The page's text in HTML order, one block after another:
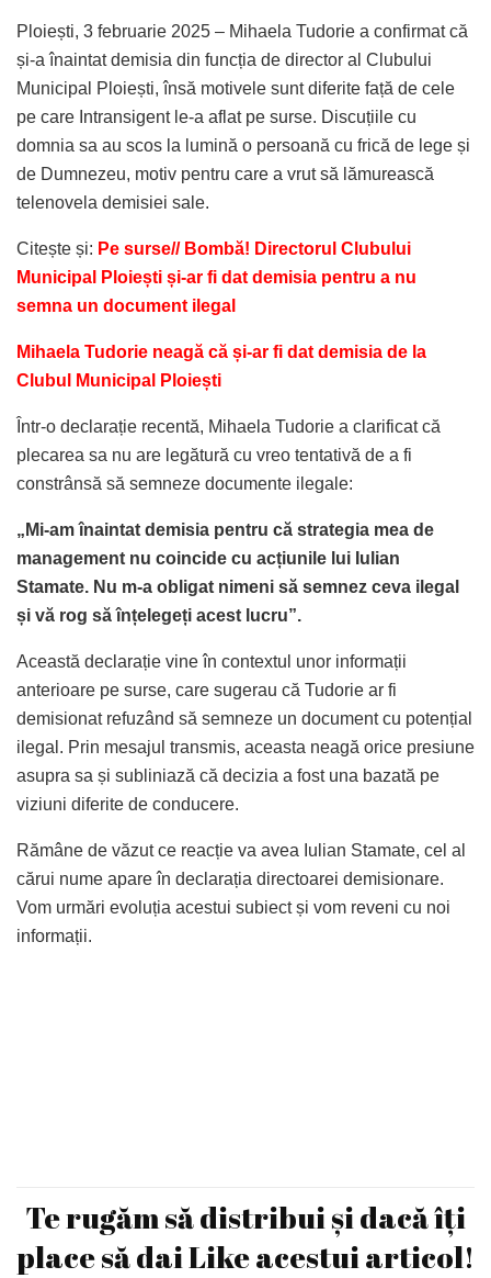
Ploiești, 3 februarie 2025 – Mihaela Tudorie a confirmat că
și-a înaintat demisia din funcția de director al Clubului
Municipal Ploiești, însă motivele sunt diferite față de cele
pe care Intransigent le-a aflat pe surse. Discuțiile cu
domnia sa au scos la lumină o persoană cu frică de lege și
de Dumnezeu, motiv pentru care a vrut să lămurească
telenovela demisiei sale.
Citește și: Pe surse// Bombă! Directorul Clubului
Municipal Ploiești și-ar fi dat demisia pentru a nu
semna un document ilegal
Mihaela Tudorie neagă că și-ar fi dat demisia de la
Clubul Municipal Ploiești
Într-o declarație recentă, Mihaela Tudorie a clarificat că
plecarea sa nu are legătură cu vreo tentativă de a fi
constrânsă să semneze documente ilegale:
„Mi-am înaintat demisia pentru că strategia mea de
management nu coincide cu acțiunile lui Iulian
Stamate. Nu m-a obligat nimeni să semnez ceva ilegal
și vă rog să înțelegeți acest lucru”.
Această declarație vine în contextul unor informații
anterioare pe surse, care sugerau că Tudorie ar fi
demisionat refuzând să semneze un document cu potențial
ilegal. Prin mesajul transmis, aceasta neagă orice presiune
asupra sa și subliniază că decizia a fost una bazată pe
viziuni diferite de conducere.
Rămâne de văzut ce reacție va avea Iulian Stamate, cel al
cărui nume apare în declarația directoarei demisionare.
Vom urmări evoluția acestui subiect și vom reveni cu noi
informații.
Te rugăm să distribui și dacă îți
place să dai Like acestui articol!